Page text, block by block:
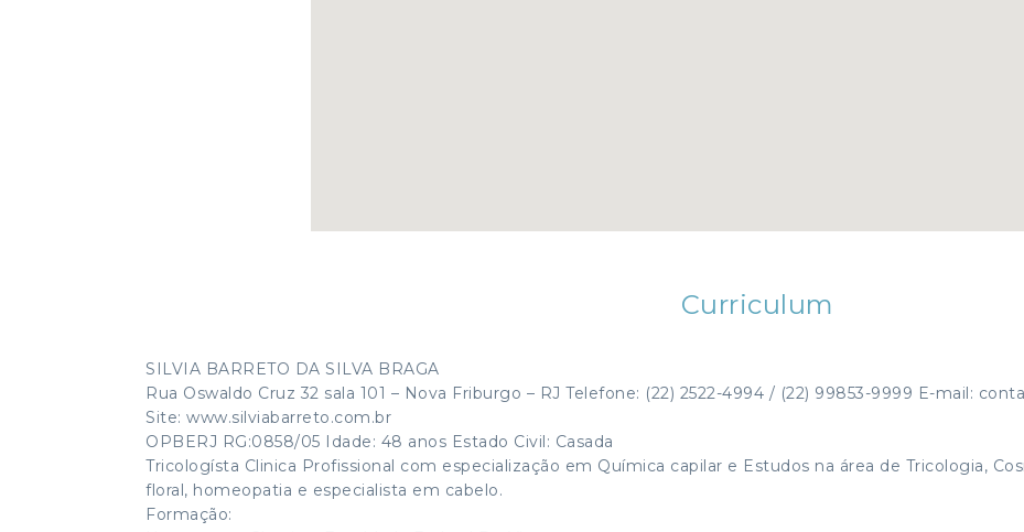
Curriculum
SILVIA BARRETO DA SILVA BRAGA
Rua Oswaldo Cruz 32 sala 101 – Nova Friburgo – RJ Telefone: (22) 2522-4994 / (22) 99853-9999 E-mail:
Site: www.silviabarreto.com.br
OPBERJ RG:0858/05 Idade: 48 anos Estado Civil: Casada
Tricologísta Clinica Profissional com especialização em Química capilar e Estudos na área de Tricologia,
floral, homeopatia e especialista em cabelo.
Formação: